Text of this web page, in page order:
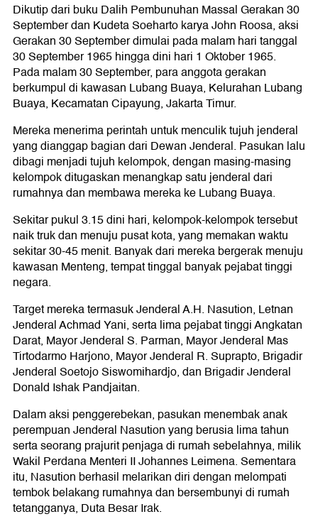
Dikutip dari buku Dalih Pembunuhan Massal Gerakan 30
September dan Kudeta Soeharto karya John Roosa, aksi
Gerakan 30 September dimulai pada malam hari tanggal
30 September 1965 hingga dini hari 1 Oktober 1965.
Pada malam 30 September, para anggota gerakan
berkumpul di kawasan Lubang Buaya, Kelurahan Lubang
Buaya, Kecamatan Cipayung, Jakarta Timur.
Mereka menerima perintah untuk menculik tujuh jenderal
yang dianggap bagian dari Dewan Jenderal. Pasukan lalu
dibagi menjadi tujuh kelompok, dengan masing-masing
kelompok ditugaskan menangkap satu jenderal dari
rumahnya dan membawa mereka ke Lubang Buaya.
Sekitar pukul 3.15 dini hari, kelompok-kelompok tersebut
naik truk dan menuju pusat kota, yang memakan waktu
sekitar 30-45 menit. Banyak dari mereka bergerak menuju
kawasan Menteng, tempat tinggal banyak pejabat tinggi
negara.
Target mereka termasuk Jenderal A.H. Nasution, Letnan
Jenderal Achmad Yani, serta lima pejabat tinggi Angkatan
Darat, Mayor Jenderal S. Parman, Mayor Jenderal Mas
Tirtodarmo Harjono, Mayor Jenderal R. Suprapto, Brigadir
Jenderal Soetojo Siswomihardjo, dan Brigadir Jenderal
Donald Ishak Pandjaitan.
Dalam aksi penggerebekan, pasukan menembak anak
perempuan Jenderal Nasution yang berusia lima tahun
serta seorang prajurit penjaga di rumah sebelahnya, milik
Wakil Perdana Menteri II Johannes Leimena. Sementara
itu, Nasution berhasil melarikan diri dengan melompati
tembok belakang rumahnya dan bersembunyi di rumah
tetangganya, Duta Besar Irak.